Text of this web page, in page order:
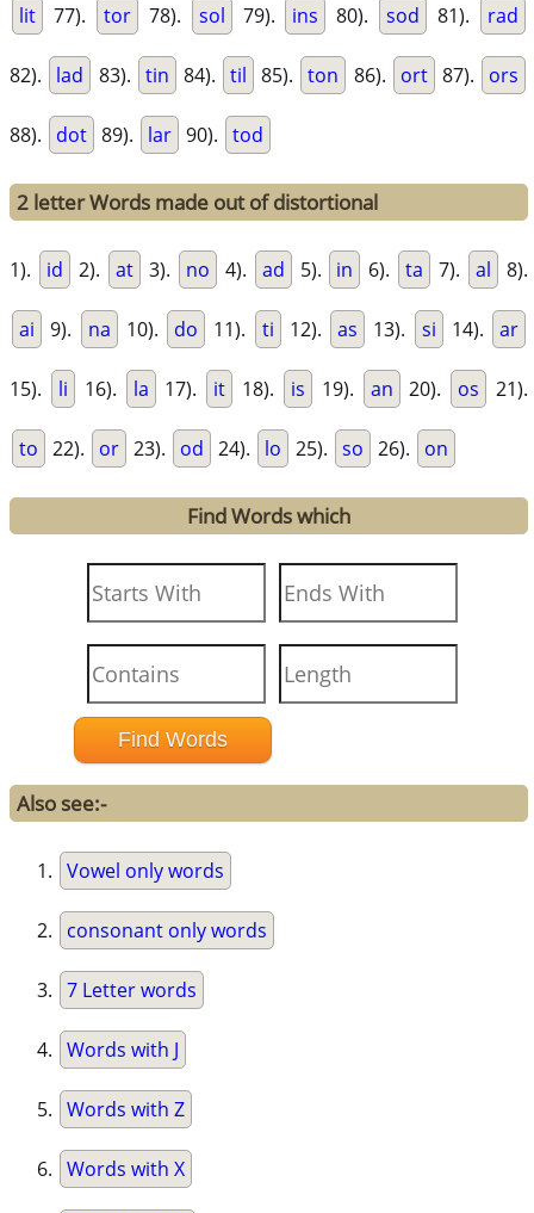
lit 77). tor 78). sol 79). ins 80). sod 81). rad
82). lad 83). tin 84). til 85). ton 86). ort 87). ors
88). dot 89). lar 90). tod
2 letter Words made out of distortional
1). id 2). at 3). no 4). ad 5). in 6). ta 7). al 8).
ai 9). na 10). do 11). ti 12). as 13). si 14). ar
15). li 16). la 17). it 18). is 19). an 20). os 21).
to 22). or 23). od 24). lo 25). so 26). on
Find Words which
Also see:-
Vowel only words
consonant only words
7 Letter words
Words with J
Words with Z
Words with X